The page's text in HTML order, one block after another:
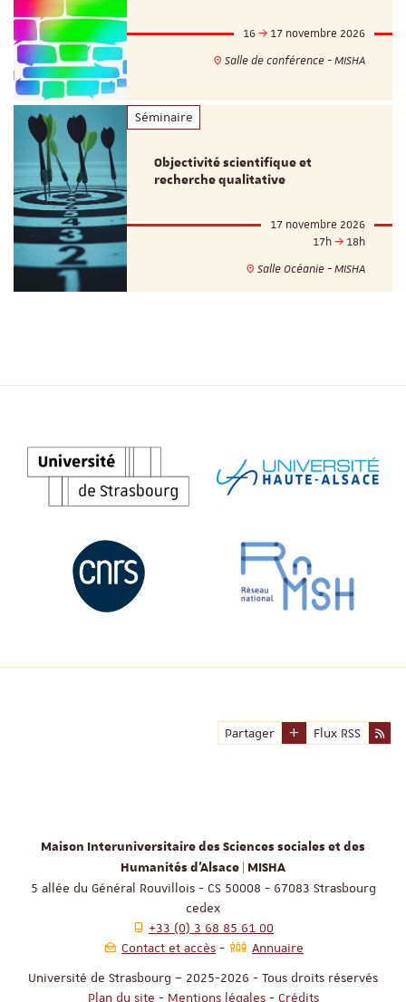
16
17 novembre 2026
Salle de conférence - MISHA
Séminaire
Objectivité scientifique et
recherche qualitative
17 novembre 2026
17h
18h
Salle Océanie - MISHA
Partager Flux RSS
Maison Interuniversitaire des Sciences sociales et des
Humanités d'Alsace | MISHA
5 allée du Général Rouvillois - CS 50008 - 67083 Strasbourg
cedex
+33 (0) 3 68 85 61 00
Contact et accès
Annuaire
Université de Strasbourg – 2025-2026 - Tous droits réservés
Plan du site - Mentions légales- Crédits